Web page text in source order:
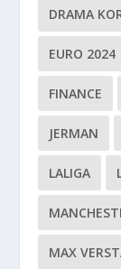
DRAMA
EURO 2024
FINANCE
JERMAN
LALIGA
MAX